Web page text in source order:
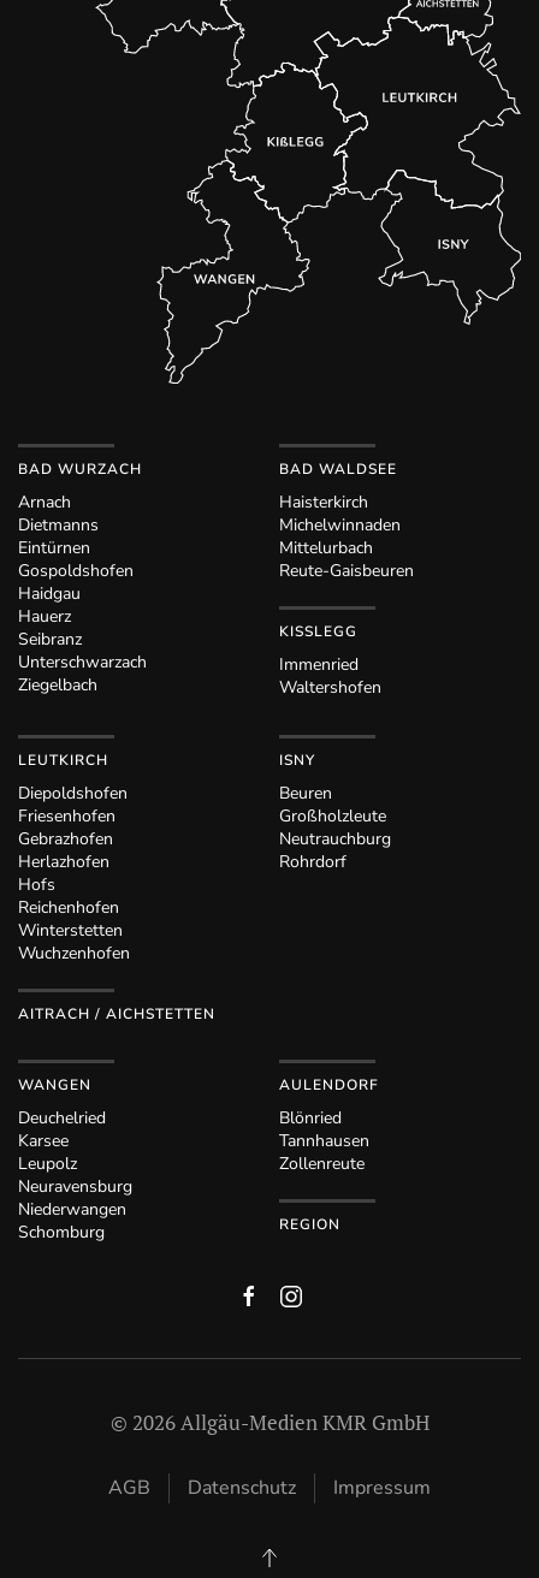
BAD WURZACH
Arnach
Dietmanns
Eintürnen
Gospoldshofen
Haidgau
Hauerz
Seibranz
Unterschwarzach
Ziegelbach
BAD WALDSEE
Haisterkirch
Michelwinnaden
Mittelurbach
Reute-Gaisbeuren
KISSLEGG
Immenried
Waltershofen
LEUTKIRCH
Diepoldshofen
Friesenhofen
Gebrazhofen
Herlazhofen
Hofs
Reichenhofen
Winterstetten
Wuchzenhofen
AITRACH / AICHSTETTEN
ISNY
Beuren
Großholzleute
Neutrauchburg
Rohrdorf
WANGEN
Deuchelried
Karsee
Leupolz
Neuravensburg
Niederwangen
Schomburg
AULENDORF
Blönried
Tannhausen
Zollenreute
REGION
© 2026Allgäu-Medien KMR GmbH
AGB Datenschutz Impressum